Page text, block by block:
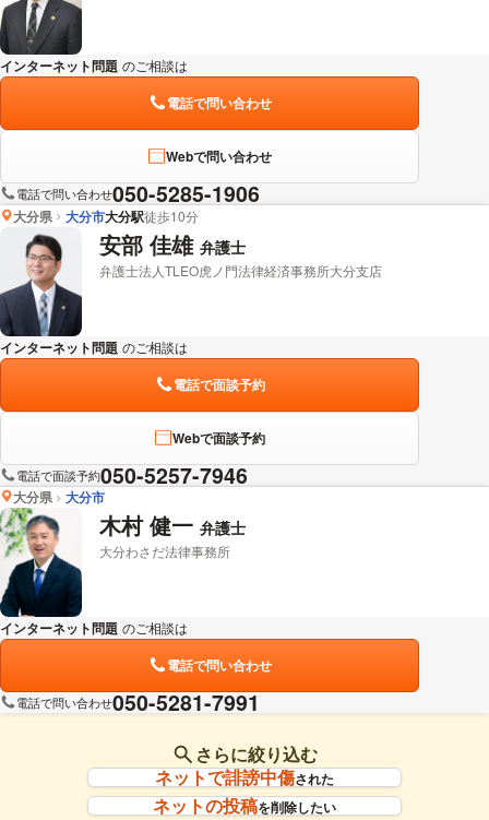
インターネット問題 のご相談は
電話で問い合わせ
Webで問い合わせ
電話で問い合わせ050-5285-1906
大分県 大分市大分駅徒歩10分
安部 佳雄 弁護士
弁護士法人TLEO虎ノ門法律経済事務所大分支店
インターネット問題 のご相談は
電話で面談予約
Webで面談予約
電話で面談予約050-5257-7946
大分県 大分市
木村 健一 弁護士
大分わさだ法律事務所
インターネット問題 のご相談は
電話で問い合わせ
電話で問い合わせ050-5281-7991
さらに絞り込む
ネットで誹謗中傷された
ネットの投稿を削除したい